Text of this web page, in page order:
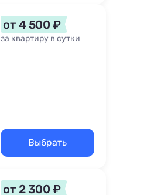
от 4 500 ₽
за квартиру в сутки
Выбрать
от 2 300 ₽